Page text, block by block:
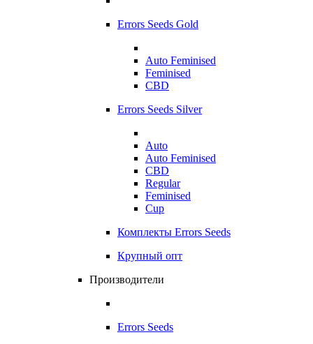
Errors Seeds Gold
Auto Feminised
Feminised
CBD
Errors Seeds Silver
Auto
Auto Feminised
CBD
Regular
Feminised
Cup
Комплекты Errors Seeds
Крупный опт
Производители
Errors Seeds